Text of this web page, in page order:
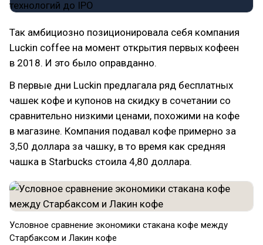
Так амбициозно позиционировала себя компания
Luckin coffee на момент открытия первых кофеен
в 2018. И это было оправданно.
В первые дни Luckin предлагала ряд бесплатных
чашек кофе и купонов на скидку в сочетании со
сравнительно низкими ценами, похожими на кофе
в магазине. Компания подавал кофе примерно за
3,50 доллара за чашку, в то время как средняя
чашка в Starbucks стоила 4,80 доллара.
Условное сравнение экономики стакана кофе между
Старбаксом и Лакин кофе